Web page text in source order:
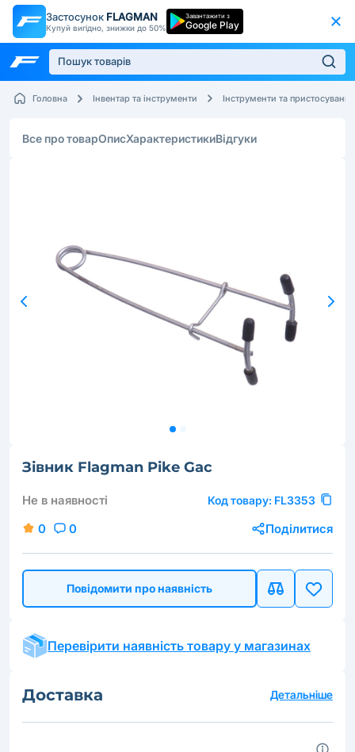
Застосунок FLAGMAN
Купуй вигідно, знижки до 50%
Завантажити з
Google Play
Головна Інвентар та інструменти Інструменти та пристосування
Все про товарОписХарактеристикиВідгуки
Зівник Flagman Pike Gac
Не в наявності Код товару: FL3353
0 0 Поділитися
Повідомити про наявність
Перевірити наявність товару у магазинах
Доставка Детальніше